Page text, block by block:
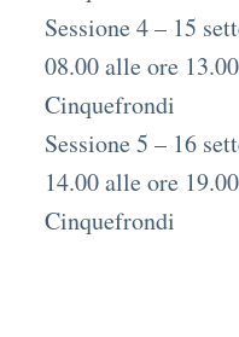
Sessione 4 – 15
08.00 alle ore
Cinquefrondi
Sessione 5 – 16
14.00 alle ore
Cinquefrondi